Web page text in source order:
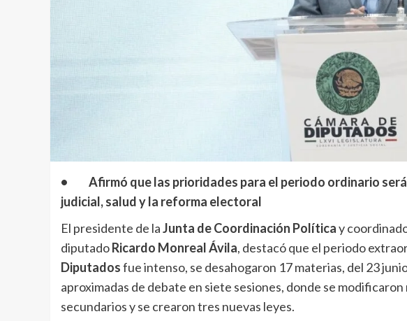
• Afirmó que las prioridades para el periodo ordinario
judicial, salud y la reforma electoral
El presidente de laJunta de Coordinación Políticay
diputadoRicardo Monreal Ávila, destacó que el periodo
Diputadosfue intenso, se desahogaron 17 materias, del 23
aproximadas de debate en siete sesiones, donde se
secundarios y se crearon tres nuevas leyes.